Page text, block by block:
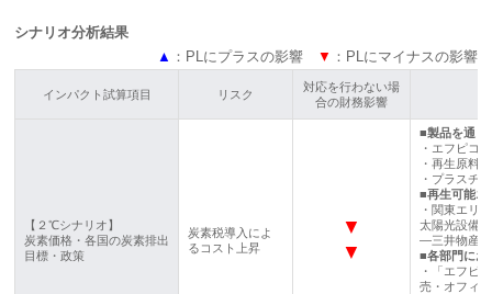
シナリオ分析結果
▲ ：PLにプラスの影響 ▼ ：PLにマイナスの影響
インパクト試算項目 リスク
対応を行わない場
合の財務影響
【２℃シナリオ】
炭素価格・各国の炭素排出
目標・政策
炭素税導入によ
るコスト上昇
▼
▼
■製品を通じ
・エフピコ
・再生原料
・プラスチ
■再生可能エ
・関東エリ
太陽光設備
―三井物産プ
■各部門にお
・「エフピ
売・オフィ